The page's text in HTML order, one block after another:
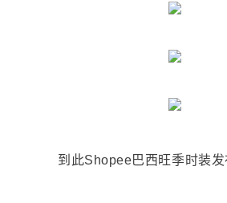
到此Shopee巴西旺季时装发